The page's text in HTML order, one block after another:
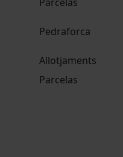
Pedraforca
Allotjaments
Parcelas